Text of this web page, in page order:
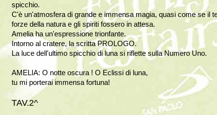
spicchio.
C'è un'atmosfera di grande e immensa magia, quasi come se il
forze della natura e gli spiriti fossero in attesa.
Amelia ha un'espressione trionfante.
Intorno al cratere, la scritta PROLOGO.
La luce dell'ultimo spicchio di luna si riflette sulla Numero Uno.
AMELIA: O notte oscura ! O Eclissi di luna,
tu mi porterai immensa fortuna!
TAV.2^